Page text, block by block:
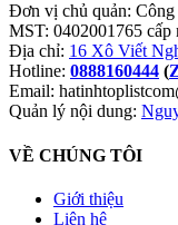
Đơn vị chủ quản: Công
MST: 0402001765 cấp
Địa chỉ: 16 Xô Viết
Hotline: 0888160444 (
Email:
Quản lý nội dung:
VỀ CHÚNG TÔI
Giới thiệu
Liên hệ